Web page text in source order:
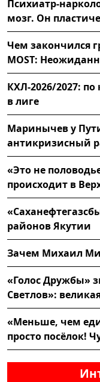
Психиатр-
мозг. Он
Чем закончился
MOST:
КХЛ-2026/2027:
в лиге
Маринычев у
антикризисный
«Это не
происходит в
районов Якутии
Зачем Михаил
«Голос Дружбы»
Светлов»:
«Меньше, чем
просто посёлок!